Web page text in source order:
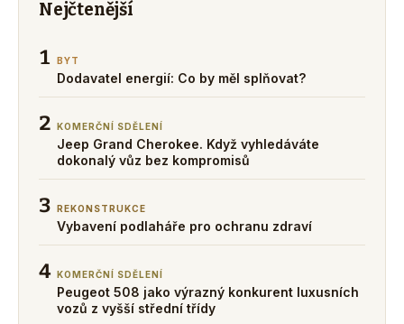
Nejčtenější
1 BYT
Dodavatel energií: Co by měl splňovat?
2 KOMERČNÍ SDĚLENÍ
Jeep Grand Cherokee. Když vyhledáváte
dokonalý vůz bez kompromisů
3 REKONSTRUKCE
Vybavení podlaháře pro ochranu zdraví
4 KOMERČNÍ SDĚLENÍ
Peugeot 508 jako výrazný konkurent luxusních
vozů z vyšší střední třídy